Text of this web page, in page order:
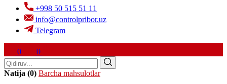
+998 50 515 51 11
info@controlpribor.uz
Telegram
0 0
Natija (0) Barcha mahsulotlar